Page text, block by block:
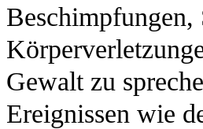
Beschimpfungen,
Gewalt zu
Ereignissen wie